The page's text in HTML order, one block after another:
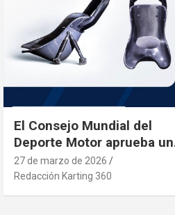
El Consejo Mundial del
Deporte Motor aprueba un
nuevo asiento de karting
27 de marzo de 2026
Redacción Karting 360